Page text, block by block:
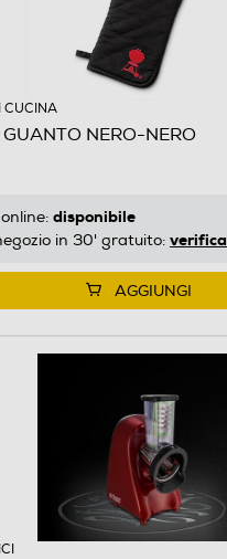
CUCINA
NERO-NERO
disponibile
in 30' gratuito: verifica
AGGIUNGI